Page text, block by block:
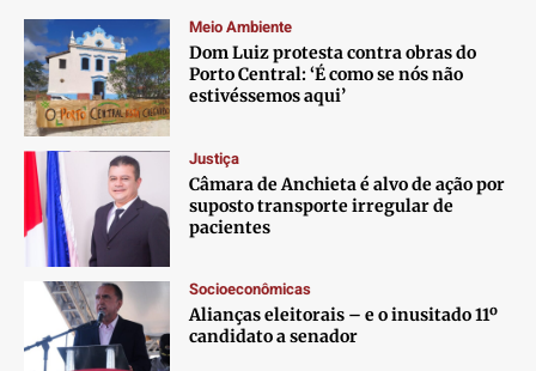
Meio Ambiente
Dom Luiz protesta contra obras do
Porto Central: ‘É como se nós não
estivéssemos aqui’
Justiça
Câmara de Anchieta é alvo de ação por
suposto transporte irregular de
pacientes
Socioeconômicas
Alianças eleitorais – e o inusitado 11º
candidato a senador